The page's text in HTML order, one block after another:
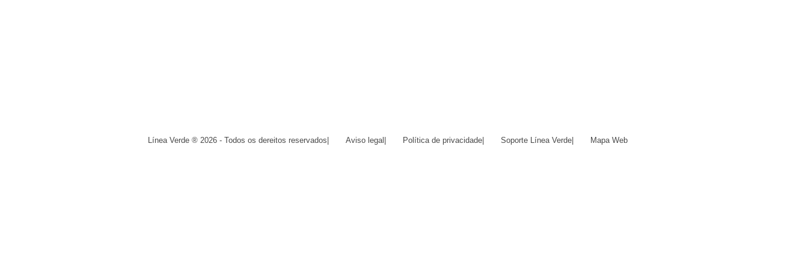
Línea Verde ® 2026 - Todos os dereitos reservados Aviso legal Política de privacidade Soporte Línea Verde Mapa Web